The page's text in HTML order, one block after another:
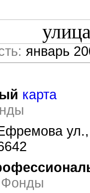
январь
карта
Фонды